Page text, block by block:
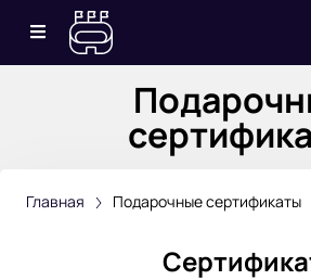
Главная Подарочные сертификаты